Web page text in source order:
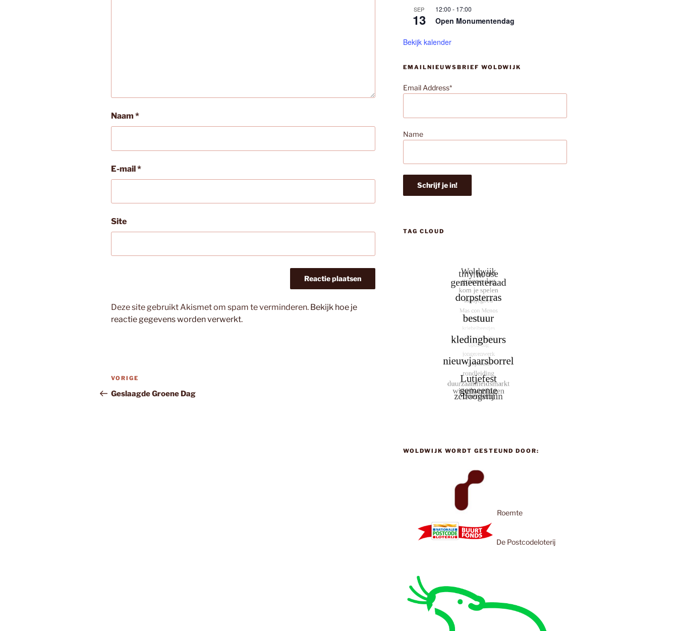
Naam *
E-mail*
Site
Deze site gebruikt Akismet om spam te verminderen. Bekijk hoe je
reactie gegevens worden verwerkt.
Bericht
navigatie
Vorig
bericht
VORIGE
Geslaagde Groene Dag
SEP
13
12:00 - 17:00
Open Monumentendag
Bekijk kalender
EMAILNIEUWSBRIEF WOLDWIJK
Email Address*
Name
TAG CLOUD
WOLDWIJK WORDT GESTEUND DOOR:
Roemte
De Postcodeloterij